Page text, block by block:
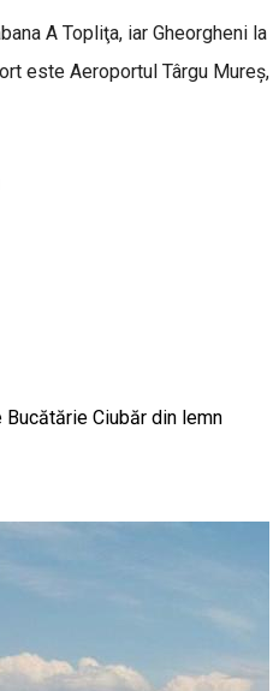
A Topliţa, iar Gheorgheni la
este Aeroportul Târgu Mureș,
Bucătărie Ciubăr din lemn